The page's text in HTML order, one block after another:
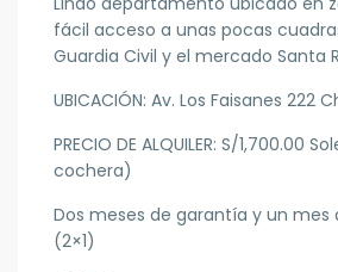
fácil acceso a unas pocas
Guardia Civil y el mercado Santa
UBICACIÓN: Av. Los Faisanes 222
PRECIO DE ALQUILER: S/1,700.00
cochera)
Dos meses de garantía y un mes
(2×1)